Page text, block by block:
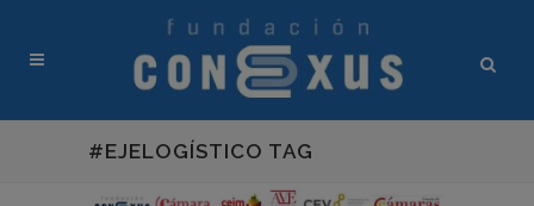
#EJELOGÍSTICO TAG